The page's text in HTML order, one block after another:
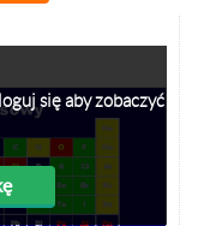
się aby zobaczyć